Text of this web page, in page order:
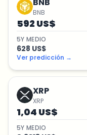
BNB
592 US$
5Y MEDIO
628 US$
Ver predicción →
XRP
XRP
1,04 US$
5Y MEDIO